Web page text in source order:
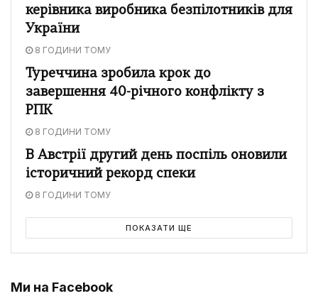
керівника виробника безпілотників для
України
8 ГОДИНИ ТОМУ
Туреччина зробила крок до
завершення 40-річного конфлікту з
РПК
8 ГОДИНИ ТОМУ
В Австрії другий день поспіль оновили
історичний рекорд спеки
8 ГОДИНИ ТОМУ
ПОКАЗАТИ ЩЕ
Ми на Facebook